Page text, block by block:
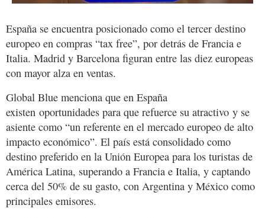
España se encuentra posicionado como el tercer destino
europeo en compras “tax free”, por detrás de Francia e
Italia. Madrid y Barcelona figuran entre las diez europeas
con mayor alza en ventas.
Global Blue menciona que en España
existen oportunidades para que refuerce su atractivo y se
asiente como “un referente en el mercado europeo de alto
impacto económico”. El país está consolidado como
destino preferido en la Unión Europea para los turistas de
América Latina, superando a Francia e Italia, y captando
cerca del 50% de su gasto, con Argentina y México como
principales emisores.